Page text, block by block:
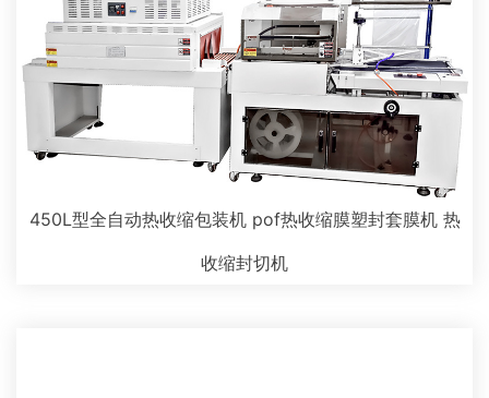
450L型全自动热收缩包装机 pof热收缩膜塑封套膜机 热
收缩封切机